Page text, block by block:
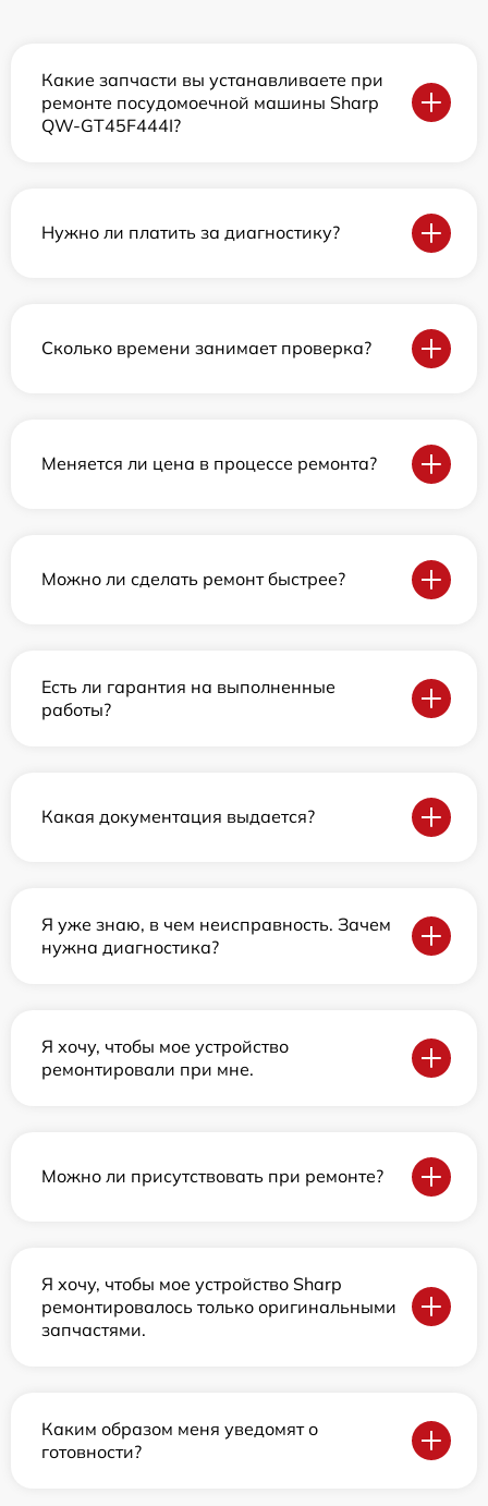
Какие запчасти вы устанавливаете при
ремонте посудомоечной машины Sharp
QW-GT45F444I?
Нужно ли платить за диагностику?
Сколько времени занимает проверка?
Меняется ли цена в процессе ремонта?
Можно ли сделать ремонт быстрее?
Есть ли гарантия на выполненные
работы?
Какая документация выдается?
Я уже знаю, в чем неисправность. Зачем
нужна диагностика?
Я хочу, чтобы мое устройство
ремонтировали при мне.
Можно ли присутствовать при ремонте?
Я хочу, чтобы мое устройство Sharp
ремонтировалось только оригинальными
запчастями.
Каким образом меня уведомят о
готовности?